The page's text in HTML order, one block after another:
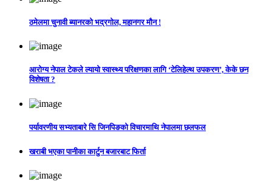
ठमेलमा चुनावी ब्यानरको भद्रगोल, महानगर मौन !
आरोग्य नेपाल टेकले ल्यायो स्वास्थ्य परिक्षणका लागि ‘टेलिहेल्थ उपकरण’, केके छन
विशेषता ?
पर्यावरणीय सभ्यताबारे सि जिनपिङको विचारमाथि नेपालमा छलफल
खराबी भएका पानीका कार्टुन बजारबाट फिर्ता